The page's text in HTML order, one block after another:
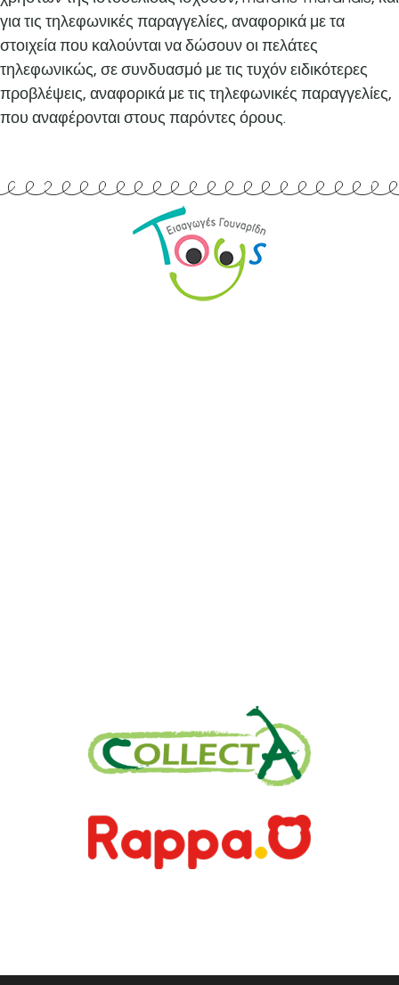
για τις τηλεφωνικές παραγγελίες, αναφορικά με τα
στοιχεία που καλούνται να δώσουν οι πελάτες
τηλεφωνικώς, σε συνδυασμό με τις τυχόν ειδικότερες
προβλέψεις, αναφορικά με τις τηλεφωνικές παραγγελίες,
που αναφέρονται στους παρόντες όρους.
επιφύλαξη κάθε νόμιμου δικαιώματος.